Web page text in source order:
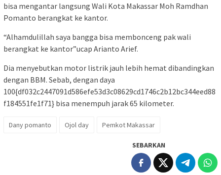
bisa mengantar langsung Wali Kota Makassar Moh Ramdhan
Pomanto berangkat ke kantor.
“Alhamdulillah saya bangga bisa membonceng pak wali
berangkat ke kantor”ucap Arianto Arief.
Dia menyebutkan motor listrik jauh lebih hemat dibandingkan
dengan BBM. Sebab, dengan daya
100{df032c2447091d586efe53d3c08629cd1746c2b12bc344eed88
f184551fe1f71} bisa menempuh jarak 65 kilometer.
Dany pomanto Ojol day Pemkot Makassar
SEBARKAN